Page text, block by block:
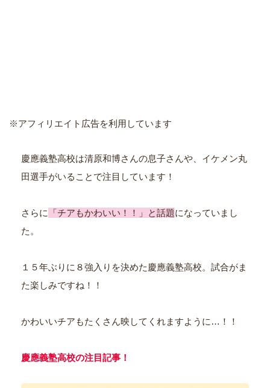
※アフィリエイト広告を利用しています
慶應義塾高校は清原和博さんの息子さんや、イケメン丸
田選手がいることで注目しています！
さらに 「チアもかわいい！！」と話題になっていまし
た。
１５年ぶりに８強入りを決めた慶應義塾高校。試合がま
た楽しみですね！！
かわいいチアもたくさん映してくれますように…！！
慶應義塾高校の注目記事！